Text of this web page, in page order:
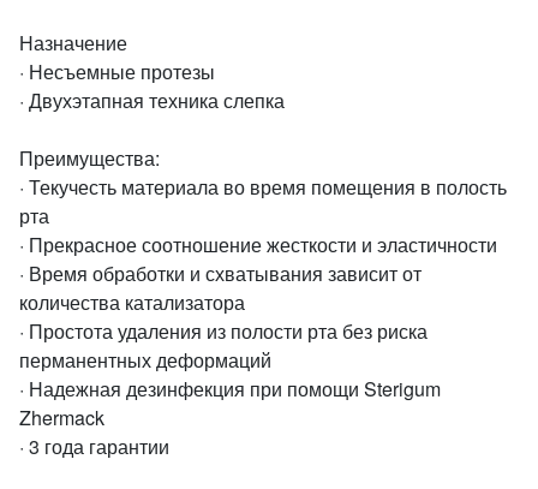
Назначение
· Несъемные протезы
· Двухэтапная техника слепка
Преимущества:
· Текучесть материала во время помещения в полость
рта
· Прекрасное соотношение жесткости и эластичности
· Время обработки и схватывания зависит от
количества катализатора
· Простота удаления из полости рта без риска
перманентных деформаций
· Надежная дезинфекция при помощи Sterigum
Zhermack
· 3 года гарантии